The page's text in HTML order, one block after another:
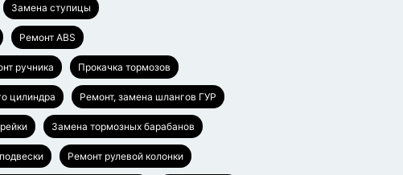
Замена ступицы
Ремонт ABS
ручника Прокачка тормозов
цилиндра Ремонт, замена шлангов ГУР
Замена тормозных барабанов
Ремонт рулевой колонки